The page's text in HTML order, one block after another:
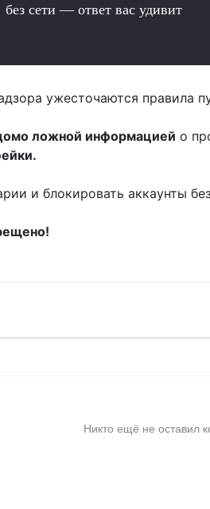
без сети — ответ вас удивит
ужесточаются правила
ложной информацией о
и блокировать аккаунты
Никто ещё не оставил